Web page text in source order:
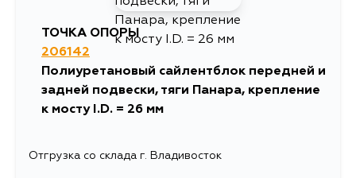
ТОЧКА ОПОРЫ
206142
Полиуретановый сайлентблок передней и
задней подвески, тяги Панара, крепление
к мосту I.D. = 26 мм
Отгрузка со склада г. Владивосток